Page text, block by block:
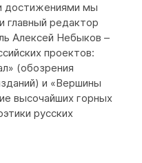
достижениями мы
главный редактор
Алексей Небыков –
проектов:
(обозрения
и «Вершины
высочайших горных
русских